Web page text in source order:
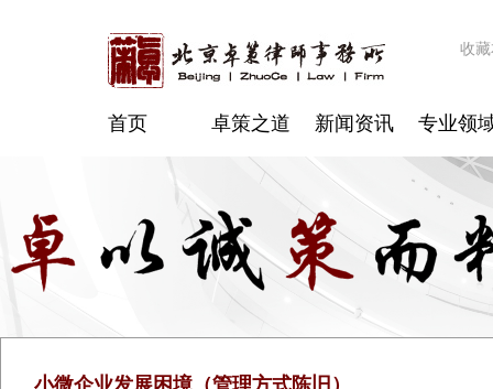
收
首页 卓策之道 新闻资讯 专业领
小微企业发展困境（管理方式陈旧）